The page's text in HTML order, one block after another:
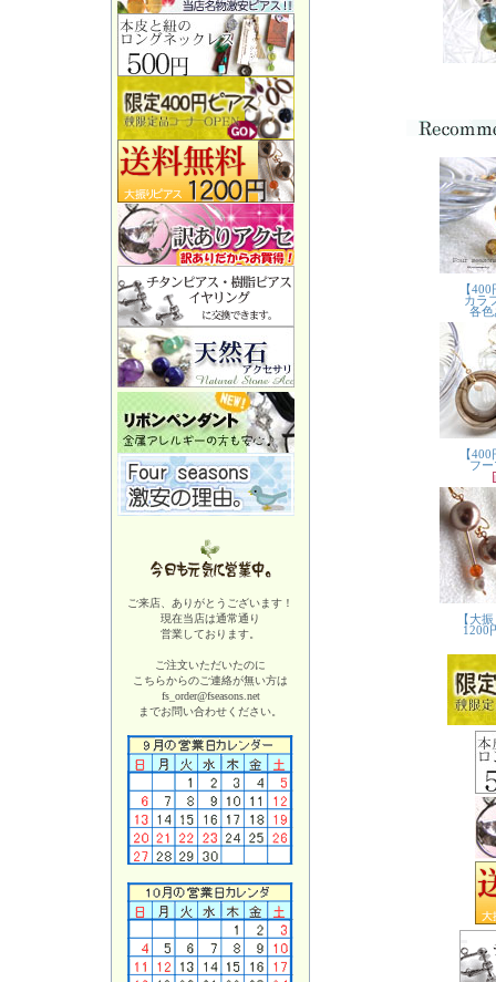
ご来店、ありがとうございます！
現在当店は通常通り
営業しております。
ご注文いただいたのに
こちらからのご連絡が無い方は
fs_order@fseasons.net
までお問い合わせください。